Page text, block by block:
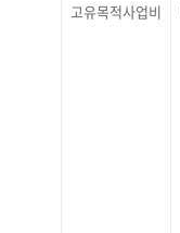
고유목적사업비